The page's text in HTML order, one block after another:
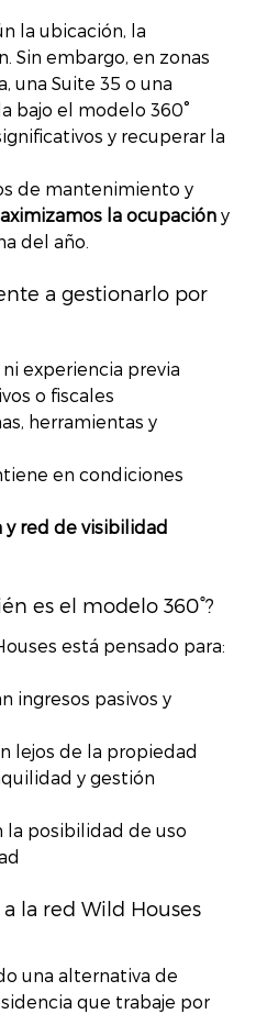
la ubicación, la
Sin embargo, en zonas
una Suite 35 o una
bajo el modelo 360°
y recuperar la
de mantenimiento y
la ocupación y
del año.
a gestionarlo por
experiencia previa
o fiscales
herramientas y
en condiciones
y red de visibilidad
es el modelo 360°?
está pensado para:
ingresos pasivos y
lejos de la propiedad
y gestión
la posibilidad de uso
la red Wild Houses
una alternativa de
que trabaje por